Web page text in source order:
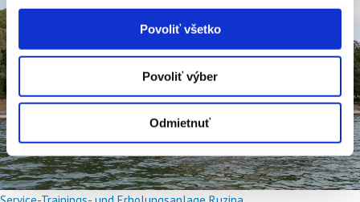
Povoliť všetko
Povoliť výber
Odmietnuť